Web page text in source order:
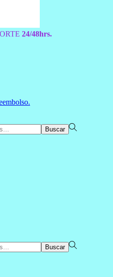
24/48hrs.
Buscar
Buscar